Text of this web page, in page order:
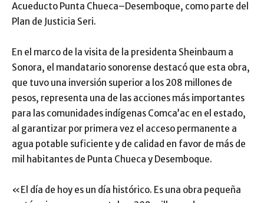
Acueducto Punta Chueca–Desemboque, como parte del
Plan de Justicia Seri.
En el marco de la visita de la presidenta Sheinbaum a
Sonora, el mandatario sonorense destacó que esta obra,
que tuvo una inversión superior a los 208 millones de
pesos, representa una de las acciones más importantes
para las comunidades indígenas Comca’ac en el estado,
al garantizar por primera vez el acceso permanente a
agua potable suficiente y de calidad en favor de más de
mil habitantes de Punta Chueca y Desemboque.
«El día de hoy es un día histórico. Es una obra pequeña